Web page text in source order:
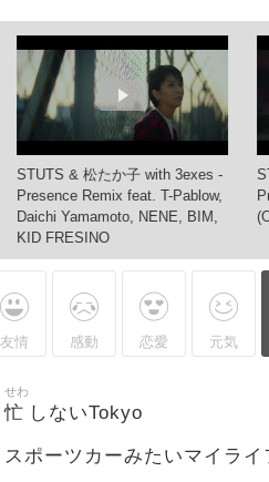
STUTS & 松たか子 with 3exes -
Presence Remix feat. T-Pablow,
Daichi Yamamoto, NENE, BIM,
KID FRESINO
友情 感動 恋愛 元気
忙
せわ
しないTokyo
スポーツカーみたいマイラ